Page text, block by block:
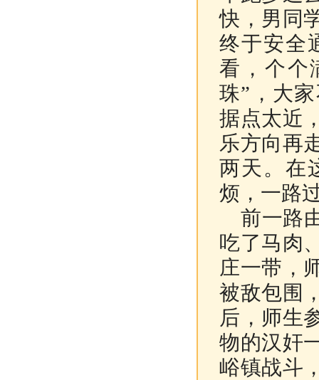
快，男同
终于安全
看，个个
珠”，大
据点太近
乐方向再
两天。在
烦，一路
前一路
吃了马肉
庄一带，
被敌包围
后，师生
物的汉奸
峪镇战斗